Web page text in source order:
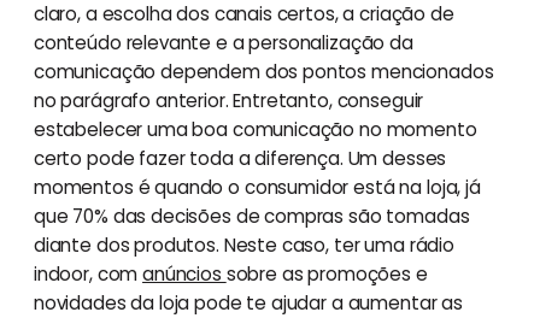
claro, a escolha dos canais certos, a criação de
conteúdo relevante e a personalização da
comunicação dependem dos pontos mencionados
no parágrafo anterior. Entretanto, conseguir
estabelecer uma boa comunicação no momento
certo pode fazer toda a diferença. Um desses
momentos é quando o consumidor está na loja, já
que 70% das decisões de compras são tomadas
diante dos produtos. Neste caso, ter uma rádio
indoor, comanúncios sobre as promoções e
novidades da loja pode te ajudar a aumentar as